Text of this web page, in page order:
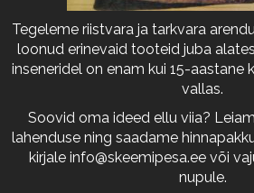
Tegeleme riistvara ja tarkvara
loonud erinevaid tooteid juba
inseneridel on enam kui 15-
vallas.
Soovid oma ideed ellu viia?
lahenduse ning saadame
kirjale info@skeemipesa.ee või
nupule.